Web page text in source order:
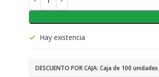
Hay existencia
DESCUENTO POR CAJA: Caja de 100